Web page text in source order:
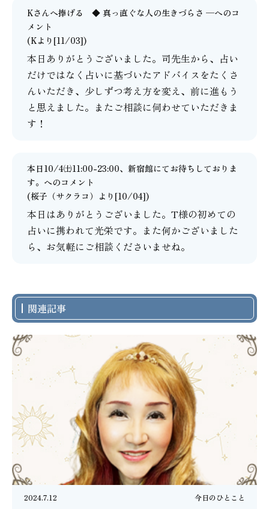
Kさんへ捧げる ◆ 真っ直ぐな人の生きづらさ ─へのコ
メント
(Kより[11/03])
本日ありがとうございました。司先生から、占い
だけではなく占いに基づいたアドバイスをたくさ
んいただき、少しずつ考え方を変え、前に進もう
と思えました。またご相談に伺わせていただきま
す！
本日10/4㈯11:00-23:00、新宿館にてお待ちしておりま
す。 へのコメント
(桜子（サクラコ） より[10/04])
本日はありがとうございました。T様の初めての
占いに携われて光栄です。また何かございました
ら、お気軽にご相談くださいませね。
関連記事
2024.7.12 今日のひとこと